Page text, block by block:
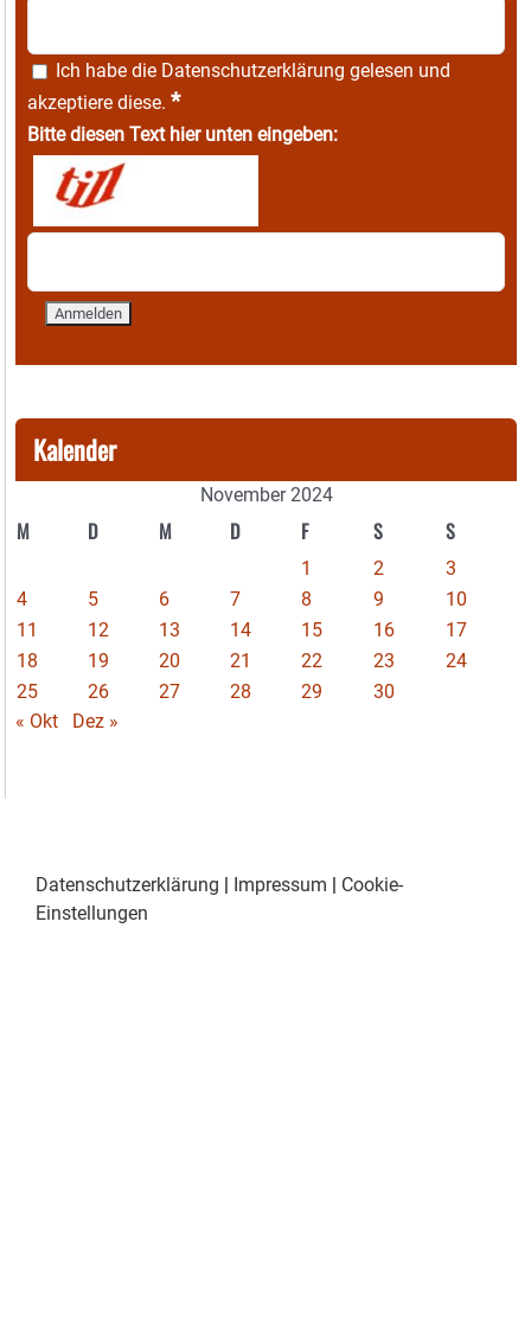
Ich habe die Datenschutzerklärung gelesen und
akzeptiere diese. *
Bitte diesen Text hier unten eingeben:
Kalender
November 2024
M D M D F S S
1 2
3
4
5 6 7 8 9
10
11
12 13 14 15 16
17
18
19 20 21 22 23
24
25
26 27 28 29
30
« Okt
Dez »
Datenschutzerklärung | Impressum | Cookie-
Einstellungen